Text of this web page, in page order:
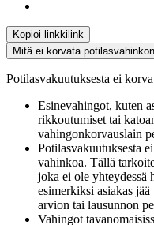
Kopioi linkki link
Mitä ei korvata
Potilasvakuutuksesta ei
Esinevahingot, kuten
rikkoutumiset tai
vahingonkorvauslain
Potilasvakuutuksesta
vahinkoa. Tällä
joka ei ole yhteydessä
esimerkiksi asiakas
arvion tai lausunnon
Vahingot